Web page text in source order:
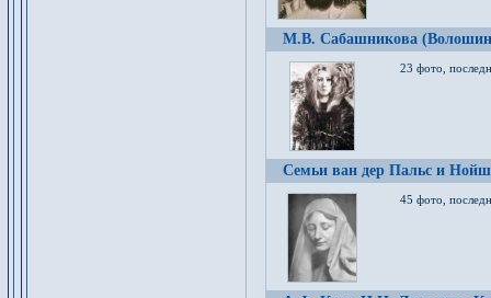
М.В. Сабашникова
23 фото,
Семьи ван дер Пальс и
45 фото,